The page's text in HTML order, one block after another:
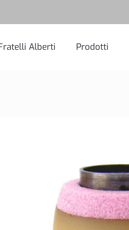
Alberti Prodotti